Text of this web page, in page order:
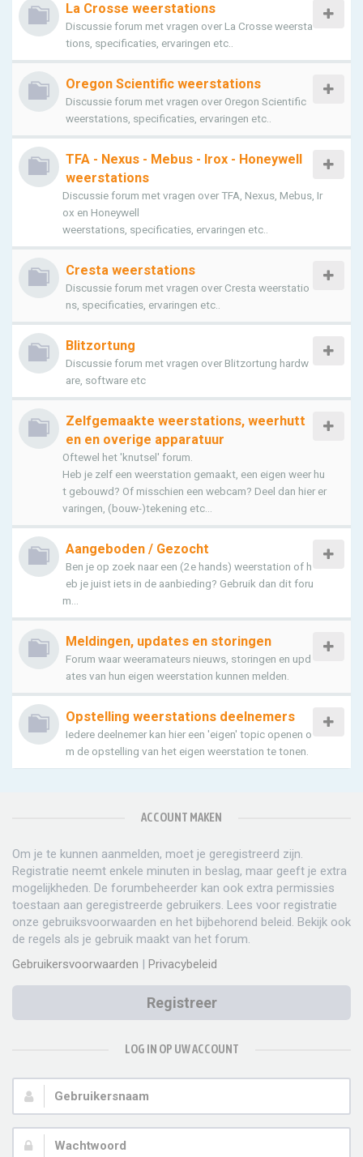
La Crosse weerstations
Discussie forum met vragen over La Crosse weersta
tions, specificaties, ervaringen etc..
Oregon Scientific weerstations
Discussie forum met vragen over Oregon Scientific
weerstations, specificaties, ervaringen etc..
TFA - Nexus - Mebus - Irox - Honeywell
weerstations
Discussie forum met vragen over TFA, Nexus, Mebus, Ir
ox en Honeywell
weerstations, specificaties, ervaringen etc..
Cresta weerstations
Discussie forum met vragen over Cresta weerstatio
ns, specificaties, ervaringen etc..
Blitzortung
Discussie forum met vragen over Blitzortung hardw
are, software etc
Zelfgemaakte weerstations, weerhutt
en en overige apparatuur
Oftewel het 'knutsel' forum.
Heb je zelf een weerstation gemaakt, een eigen weer hu
t gebouwd? Of misschien een webcam? Deel dan hier er
varingen, (bouw-)tekening etc...
Aangeboden / Gezocht
Ben je op zoek naar een (2e hands) weerstation of h
eb je juist iets in de aanbieding? Gebruik dan dit foru
m...
Meldingen, updates en storingen
Forum waar weeramateurs nieuws, storingen en upd
ates van hun eigen weerstation kunnen melden.
Opstelling weerstations deelnemers
Iedere deelnemer kan hier een 'eigen' topic openen o
m de opstelling van het eigen weerstation te tonen.
ACCOUNT MAKEN
Om je te kunnen aanmelden, moet je geregistreerd zijn.
Registratie neemt enkele minuten in beslag, maar geeft je extra
mogelijkheden. De forumbeheerder kan ook extra permissies
toestaan aan geregistreerde gebruikers. Lees voor registratie
onze gebruiksvoorwaarden en het bijbehorend beleid. Bekijk ook
de regels als je gebruik maakt van het forum.
Gebruikersvoorwaarden | Privacybeleid
Registreer
LOG IN OP UW ACCOUNT
Gebruikersnaam:
Wachtwoord: